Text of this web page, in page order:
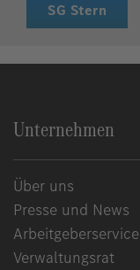
SG Stern
Unternehmen
Über uns
Presse und News
Arbeitgeberservice
Verwaltungsrat